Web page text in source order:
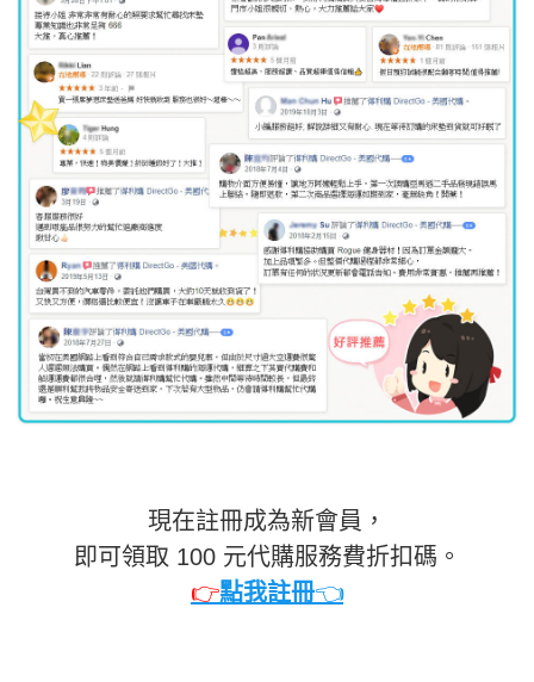
現在註冊成為新會員，
即可領取 100 元代購服務費折扣碼。
👉點我註冊👈